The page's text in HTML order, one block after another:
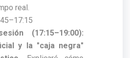
real.
(17:15–19:00):
y la "caja negra"